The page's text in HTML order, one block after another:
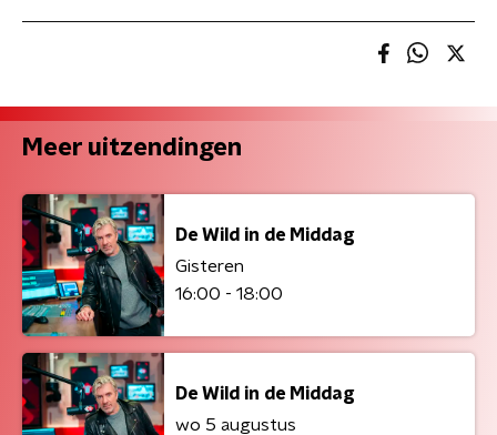
Meer uitzendingen
De Wild in de Middag
Gisteren
16:00 - 18:00
De Wild in de Middag
wo 5 augustus